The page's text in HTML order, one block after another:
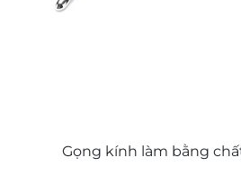
Gọng kính làm bằng